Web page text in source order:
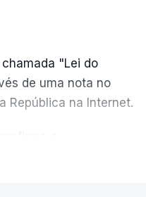
"Lei do
de uma nota no
República na Internet.